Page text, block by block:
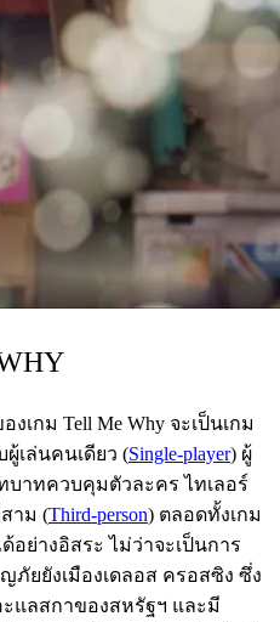
เกม Tell Me Why จะเป็นเกม
ผู้เล่นคนเดียว (Single-player) ผู้
บาทควบคุมตัวละคร ไทเลอร์
าม (Third-person) ตลอดทั้งเกม
ย่างอิสระ ไม่ว่าจะเป็นการ
ภัยยังเมืองเดลอส ครอสซิง ซึ่ง
ะแลสกาของสหรัฐฯ และมี